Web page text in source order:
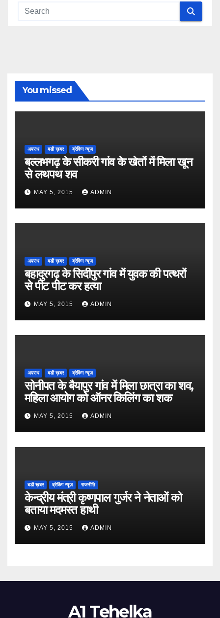
You missed
अपराध बडी ख़बर ब्रेकिंग न्यूज़
बल्लभगढ़ के सीकरी गांव के खेतों में मिला खून
से लथपथ शव
MAY 5, 2015 ADMIN
अपराध बडी ख़बर ब्रेकिंग न्यूज़
बहादुरगढ़ के सिदीपुर गांव में युवक की पत्थरों
से पीट पीट कर हत्या
MAY 5, 2015 ADMIN
अपराध बडी ख़बर ब्रेकिंग न्यूज़
सोनीपत के बैयापुर गांव में मिला छात्रा का शव,
महिला आयोग को ऑनर किलिंग का शक
MAY 5, 2015 ADMIN
बडी ख़बर ब्रेकिंग न्यूज़ राजनीति
केन्द्रीय मंत्री कृष्णपाल गुर्जर ने नेताओं को
बताया मदमस्त हाथी
MAY 5, 2015 ADMIN
A1 Tehelka